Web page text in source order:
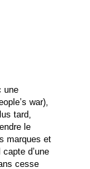
une
war),
tard,
le
marques et
d’une
cesse